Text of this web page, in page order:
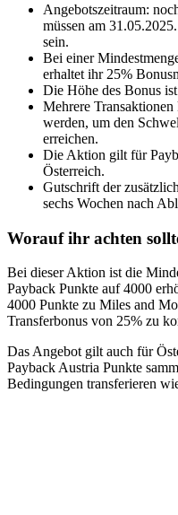
Angebotszeitraum:
müssen am
sein.
Bei einer
erhaltet ihr 25%
Die Höhe des Bonus
Mehrere
werden, um den
erreichen.
Die Aktion gilt für
Österreich.
Gutschrift der
sechs Wochen nach
Worauf ihr achten
Bei dieser Aktion ist die
Payback Punkte auf 4000
4000 Punkte zu Miles and
Transferbonus von 25% zu
Das Angebot gilt auch für
Payback Austria Punkte
Bedingungen transferieren